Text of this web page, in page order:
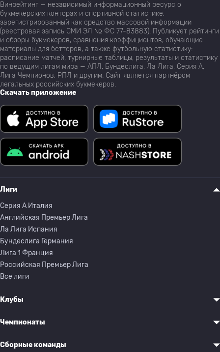
Винрейтинг — независимый информационный ресурс о
букмекерских конторах и спортивной статистике,
зарегистрированный как средство массовой информации
(реестровая запись СМИ ЭЛ № ФС 77-83883). Публикует рейтинги
и обзоры букмекеров, сравнения коэффициентов, обучающие
материалы для беттеров, а также футбольную статистику:
расписание матчей, турнирные таблицы, результаты и статистику
по ведущим лигам мира — АПЛ, Бундеслига, Ла Лига, Серия А,
Лига Чемпионов, РПЛ и другим. Сайт является партнёром
легальных российских букмекеров.
Скачать приложение
Лиги
Серия A Италия
Английская Премьер Лига
Ла Лига Испания
Бундеслига Германия
Лига 1 Франция
Российская Премьер Лига
Все лиги
Клубы
Чемпионаты
Сборные команды